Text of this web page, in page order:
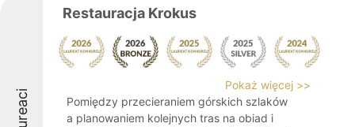
Restauracja Krokus
Pokaż więcej >>
Pomiędzy przecieraniem górskich szlaków
a planowaniem kolejnych tras na obiad i